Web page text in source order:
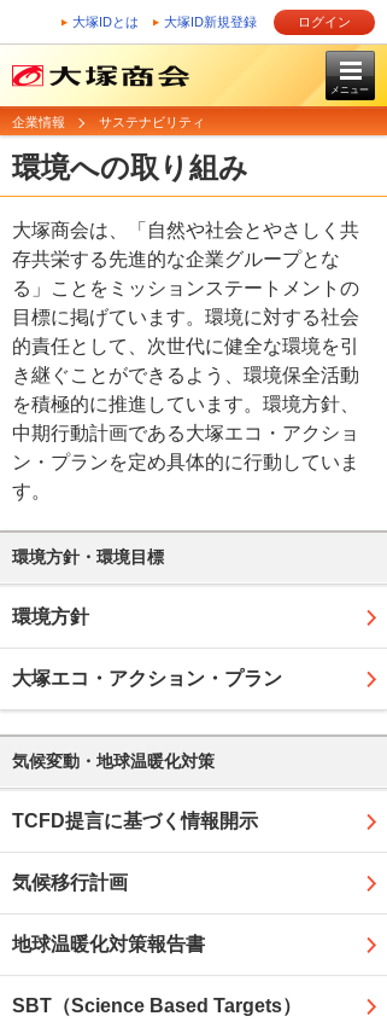
大塚IDとは 大塚ID新規登録 ログイン
メニュー
企業情報 サステナビリティ
環境への取り組み
大塚商会は、「自然や社会とやさしく共
存共栄する先進的な企業グループとな
る」ことをミッションステートメントの
目標に掲げています。環境に対する社会
的責任として、次世代に健全な環境を引
き継ぐことができるよう、環境保全活動
を積極的に推進しています。環境方針、
中期行動計画である大塚エコ・アクショ
ン・プランを定め具体的に行動していま
す。
環境方針・環境目標
環境方針
大塚エコ・アクション・プラン
気候変動・地球温暖化対策
TCFD提言に基づく情報開示
気候移行計画
地球温暖化対策報告書
SBT（Science Based Targets）